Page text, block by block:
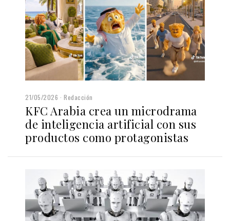
21/05/2026 Redacción
KFC Arabia crea un microdrama
de inteligencia artificial con sus
productos como protagonistas